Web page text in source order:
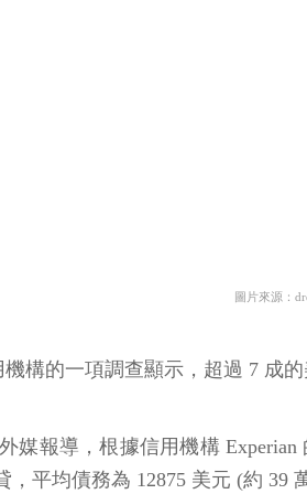
圖片來源：
構的一項調查顯示，超過 7 成
媒報導，根據信用機構
，平均債務為 12875 美元 (約 39